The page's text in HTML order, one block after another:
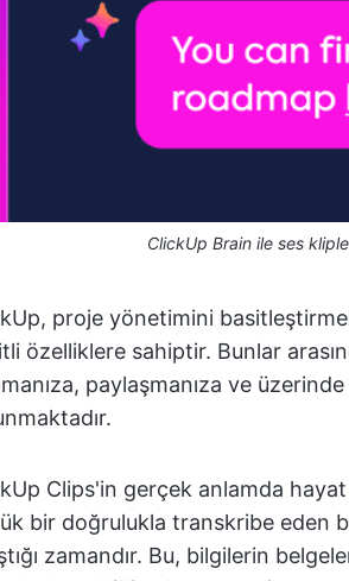
ClickUp Brain ile ses
proje yönetimini
özelliklere sahiptir. Bunlar
paylaşmanıza ve
Clips'in gerçek anlamda hayat
bir doğrulukla transkribe eden
zamandır. Bu, bilgilerin